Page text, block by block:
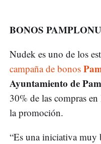
BONOS
Nudek es uno de los
campaña de bonos
Ayuntamiento de
30% de las compras
la promoción.
“Es una iniciativa muy